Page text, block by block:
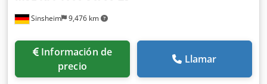
Sinsheim 9,476 km
Información de
precio
Llamar